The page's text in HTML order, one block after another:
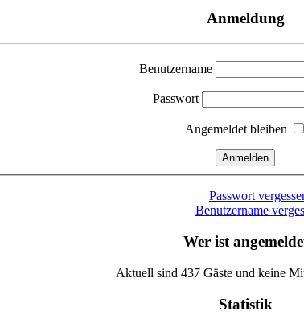
Anmeldung
Benutzername
Passwort
Angemeldet bleiben
Passwort
Benutzername
Wer ist
Aktuell sind 437 Gäste und keine
Statistik